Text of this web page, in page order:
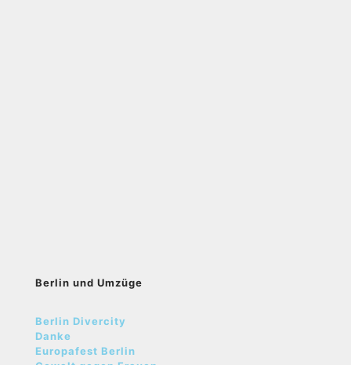
Berlin und Umzüge
Berlin Divercity
Danke
Europafest Berlin